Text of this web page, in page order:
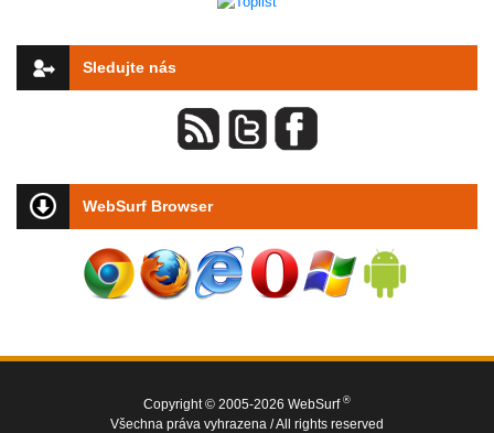
Sledujte nás
WebSurf Browser
Copyright © 2005-2026 WebSurf ®
Všechna práva vyhrazena / All rights reserved